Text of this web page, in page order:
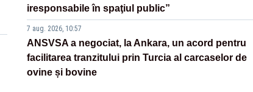
iresponsabile în spaţiul public”
7 aug. 2026, 10:57
ANSVSA a negociat, la Ankara, un acord pentru
facilitarea tranzitului prin Turcia al carcaselor de
ovine și bovine